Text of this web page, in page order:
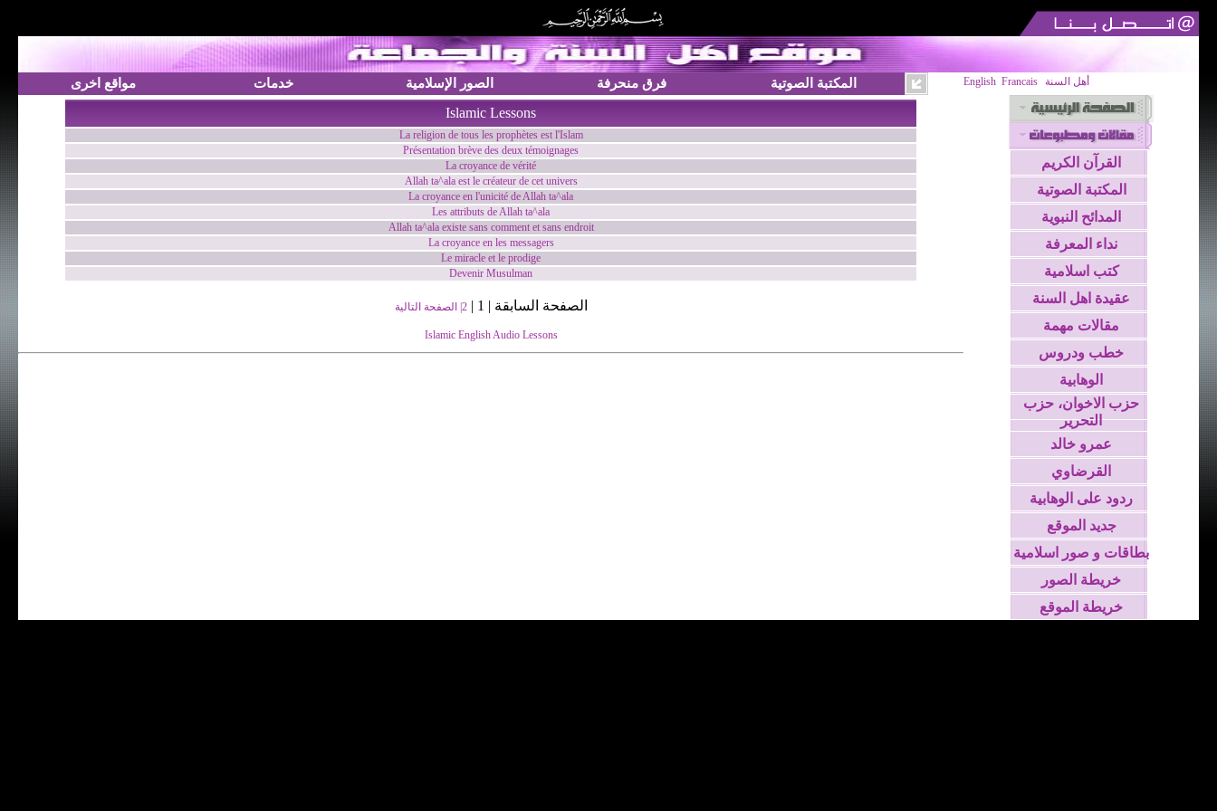
مواقع اخرى خدمات الصور الإسلامية فرق منحرفة المكتبة الصوتية English Francais أهل السنة
Islamic Lessons
La religion de tous les prophètes est l'Islam
Présentation brève des deux témoignages
La croyance de vérité
Allah ta^ala est le créateur de cet univers
La croyance en l'unicité de Allah ta^ala
Les attributs de Allah ta^ala
Allah ta^ala existe sans comment et sans endroit
La croyance en les messagers
Le miracle et le prodige
Devenir Musulman
الصفحة السابقة | 1 | 2 | الصفحة التالية
Islamic English Audio Lessons
القرآن الكريم
المكتبة الصوتية
المدائح النبوية
نداء المعرفة
كتب اسلامية
عقيدة اهل السنة
مقالات مهمة
خطب ودروس
الوهابية
حزب الاخوان، حزب
التحرير
عمرو خالد
القرضاوي
ردود على الوهابية
جديد الموقع
بطاقات و صور اسلامية
خريطة الصور
خريطة الموقع